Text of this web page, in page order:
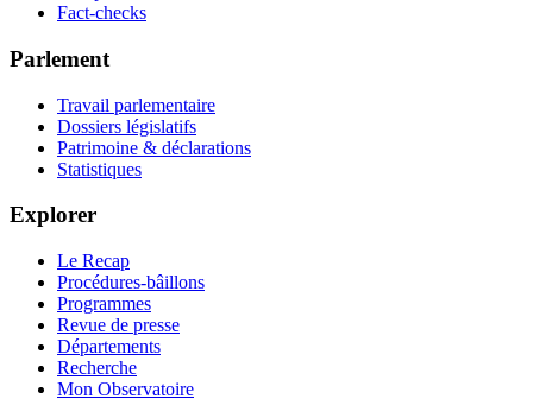
Fact-checks
Parlement
Travail parlementaire
Dossiers législatifs
Patrimoine & déclarations
Statistiques
Explorer
Le Recap
Procédures-bâillons
Programmes
Revue de presse
Départements
Recherche
Mon Observatoire